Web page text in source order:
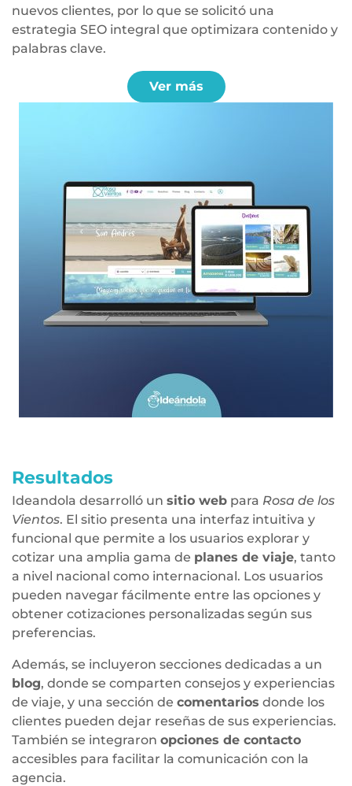
nuevos clientes, por lo que se solicitó una
estrategia SEO integral que optimizara contenido y
palabras clave.
Ver más
Resultados
Ideandola desarrolló un sitio web para Rosa de los
Vientos. El sitio presenta una interfaz intuitiva y
funcional que permite a los usuarios explorar y
cotizar una amplia gama de planes de viaje, tanto
a nivel nacional como internacional. Los usuarios
pueden navegar fácilmente entre las opciones y
obtener cotizaciones personalizadas según sus
preferencias.
Además, se incluyeron secciones dedicadas a un
blog, donde se comparten consejos y experiencias
de viaje, y una sección de comentarios donde los
clientes pueden dejar reseñas de sus experiencias.
También se integraron opciones de contacto
accesibles para facilitar la comunicación con la
agencia.